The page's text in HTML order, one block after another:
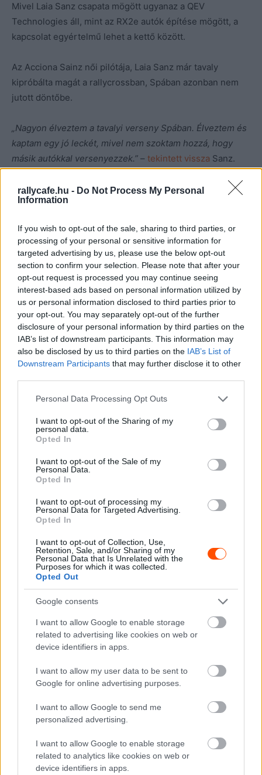
rallycafe.hu - Do Not Process My Personal
Information
If you wish to opt-out of the sale, sharing to third parties, or
processing of your personal or sensitive information for
targeted advertising by us, please use the below opt-out
section to confirm your selection. Please note that after your
opt-out request is processed you may continue seeing
interest-based ads based on personal information utilized by
us or personal information disclosed to third parties prior to
your opt-out. You may separately opt-out of the further
disclosure of your personal information by third parties on the
IAB’s list of downstream participants. This information may
also be disclosed by us to third parties on the IAB’s List of
Downstream Participants that may further disclose it to other
Please note that this website/app uses one or more Google
not limited to your visit or usage behaviour. You may click to
grant or deny consent to Google and its third-party tags to
use your data for below specified purposes in below Google
consent section.
Personal Data Processing Opt Outs
I want to opt-out of the Sharing of my
personal data.
Opted In
I want to opt-out of the Sale of my
Personal Data.
Opted In
I want to opt-out of processing my
Personal Data for Targeted Advertising.
Opted In
I want to opt-out of Collection, Use,
Retention, Sale, and/or Sharing of my
Personal Data that Is Unrelated with the
Purposes for which it was collected.
Opted Out
Google consents
I want to allow Google to enable storage
related to advertising like cookies on web or
device identifiers in apps.
I want to allow my user data to be sent to
Google for online advertising purposes.
I want to allow Google to send me
personalized advertising.
I want to allow Google to enable storage
related to analytics like cookies on web or
device identifiers in apps.
Mivel Laia Sanz csapata mögött ugyanaz a QEV
Technologies áll, mint az RX2e autók építése mögött, a
kapcsolat egyértelmű lehet a kettő között.
Az Acciona Sainz női pilótája, Laia Sanz már tavaly
kipróbálta magát a rallycrossban, Spában azonban nem
jutott döntőbe.
„Nagyon élveztem a tavalyi verseny Spában. Élveztem és
kaptam egy jó leckét, mivel nem szoktam hozzá, hogy
másik autókkal versenyezzek.” – tekintett vissza Sanz.
A motorosként kezdő spanyol azt is megjegyezte, nem
egy fordulóban vesz majd részt idén, de továbbra is az
Catie Munnings a rali világából érkezve első rallycross
„Meglepődtem a sebességen, amikor először
kigyorsítottam, és a nyomaték is elképesztő.”
emelte ki
elsőre a brit hölgy.
„Az RX2e autó nagyon egyszerű: nincsenek fokozatok,
kuplung ilyesmi dolgok, amivel általában a versenyzőnek
kell törődnie. Persze van más nehézség benne, hiszen az
energia visszanyerésének szabályzása, illetve a
tengelyenként állítható nyomaték teljesen megváltoztatja
az autót.”